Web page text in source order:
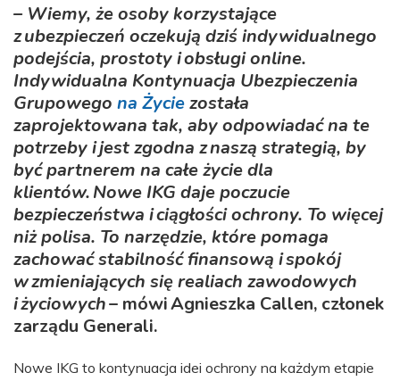
– Wiemy, że osoby korzystające
z ubezpieczeń oczekują dziś indywidualnego
podejścia, prostoty i obsługi online.
Indywidualna Kontynuacja Ubezpieczenia
Grupowego na Życiezostała
zaprojektowana tak, aby odpowiadać na te
potrzeby i jest zgodna z naszą strategią, by
być partnerem na całe życie dla
klientów. Nowe IKG daje poczucie
bezpieczeństwa i ciągłości ochrony. To więcej
niż polisa. To narzędzie, które pomaga
zachować stabilność finansową i spokój
w zmieniających się realiach zawodowych
i życiowych– mówi Agnieszka Callen, członek
zarządu Generali.
Nowe IKG to kontynuacja idei ochrony na każdym etapie